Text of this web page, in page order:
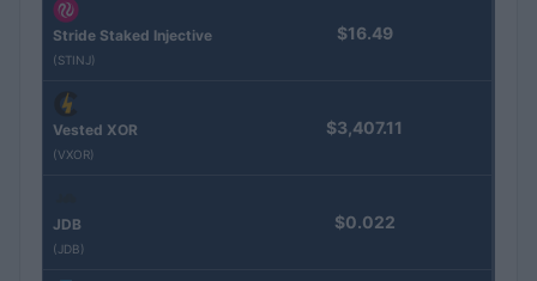
Stride Staked Injective
(STINJ)
$16.49
Vested XOR
(VXOR)
$3,407.11
JDB
(JDB)
$0.022